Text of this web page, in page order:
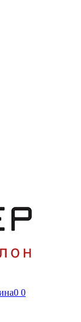
0 0